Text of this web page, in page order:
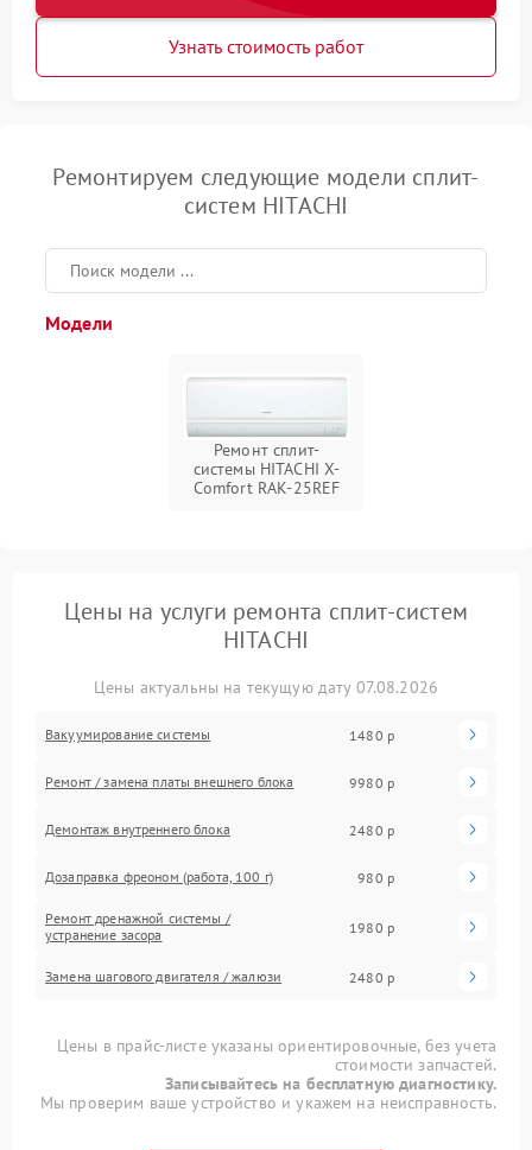
Узнать стоимость работ
Ремонтируем следующие модели сплит-
систем HITACHI
Модели
Ремонт сплит-
системы HITACHI X-
Comfort RAK-25REF
Цены на услуги ремонта сплит-систем
HITACHI
Цены актуальны на текущую дату 07.08.2026
Вакуумирование системы 1480 р
Ремонт / замена платы внешнего блока 9980 р
Демонтаж внутреннего блока 2480 р
Дозаправка фреоном (работа, 100 г) 980 р
Ремонт дренажной системы /
устранение засора
1980 р
Замена шагового двигателя / жалюзи 2480 р
Цены в прайс-листе указаны ориентировочные, без учета
стоимости запчастей.
Записывайтесь на бесплатную диагностику.
Мы проверим ваше устройство и укажем на неисправность.